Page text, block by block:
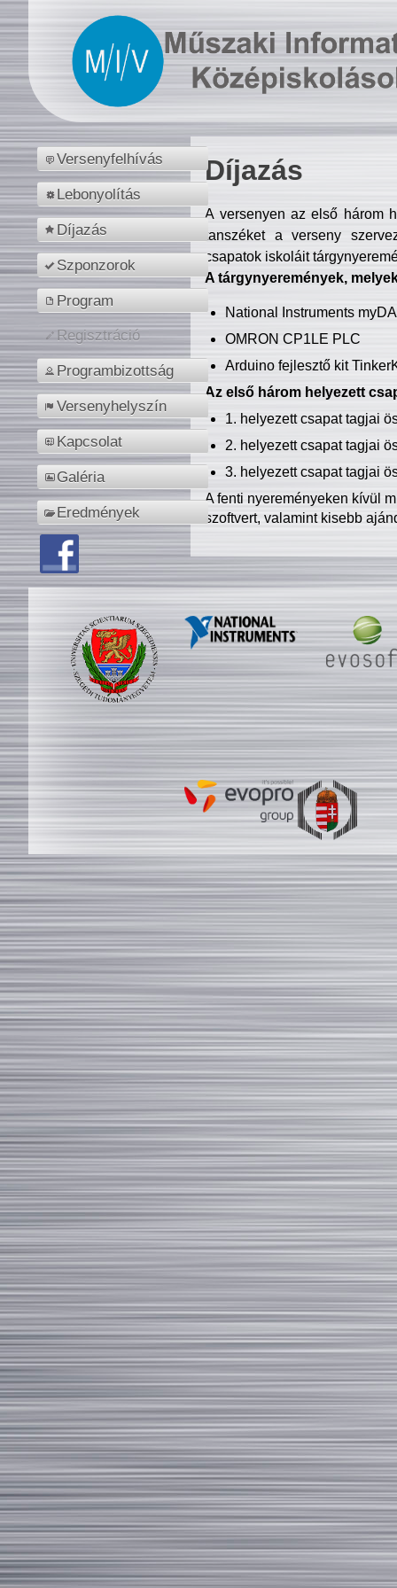
Versenyfelhívás
Lebonyolítás
Díjazás
Szponzorok
Program
Regisztráció
Programbizottság
Versenyhelyszín
Kapcsolat
Galéria
Eredmények
Díjazás
A versenyen az első három
tanszéket a verseny
csapatok iskoláit
A tárgynyeremények,
National Instruments
OMRON CP1LE PLC
Arduino fejlesztő kit
Az első három helyezett
1. helyezett csapat tagjai
2. helyezett csapat tagjai
3. helyezett csapat tagjai
A fenti nyereményeken kívül
szoftvert, valamint kisebb